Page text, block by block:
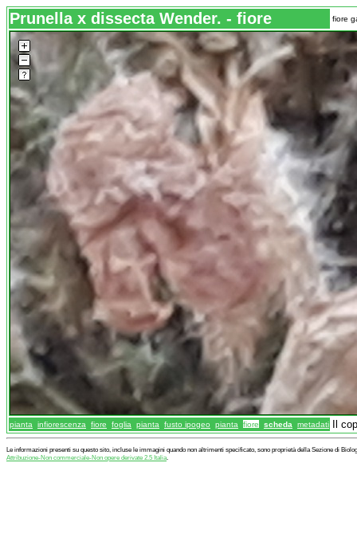
Prunella x dissecta Wender. - fiore fiore
pianta infiorescenza fiore foglia pianta fusto ipogeo pianta fiore scheda metadati Il
Le informazioni presenti su questo sito, incluse le immagini quando non altrimenti specificato, sono proprietà della Sezione di
Attribuzione-Non commerciale-Non opere derivate 2.5 Italia.